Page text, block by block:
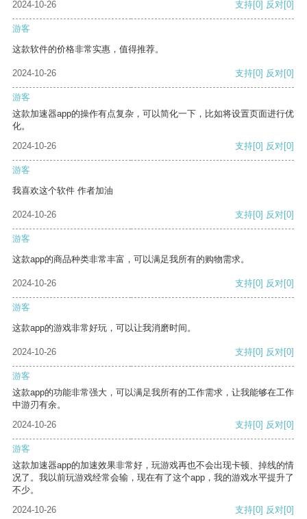
2024-10-26 支持[0] 反对[0]
游客
这款软件的价格非常实惠，值得推荐。
2024-10-26 支持[0] 反对[0]
游客
这款加速器app的操作有点复杂，可以简化一下，比如将设置页面进行优
化。
2024-10-26
支持[0] 反对[0]
游客
我喜欢这个软件 作者加油
2024-10-26 支持[0] 反对[0]
游客
这款app的商品种类非常丰富，可以满足我所有的购物需求。
2024-10-26 支持[0] 反对[0]
游客
这款app的游戏非常好玩，可以让我消磨时间。
2024-10-26 支持[0] 反对[0]
游客
这款app的功能非常强大，可以满足我所有的工作需求，让我能够在工作
中游刃有余。
2024-10-26
支持[0] 反对[0]
游客
这款加速器app的加速效果非常好，玩游戏再也不会出现卡顿、掉线的情
况了。我以前玩游戏经常会输，现在有了这个app，我的游戏水平提升了
不少。
2024-10-26
支持[0] 反对[0]